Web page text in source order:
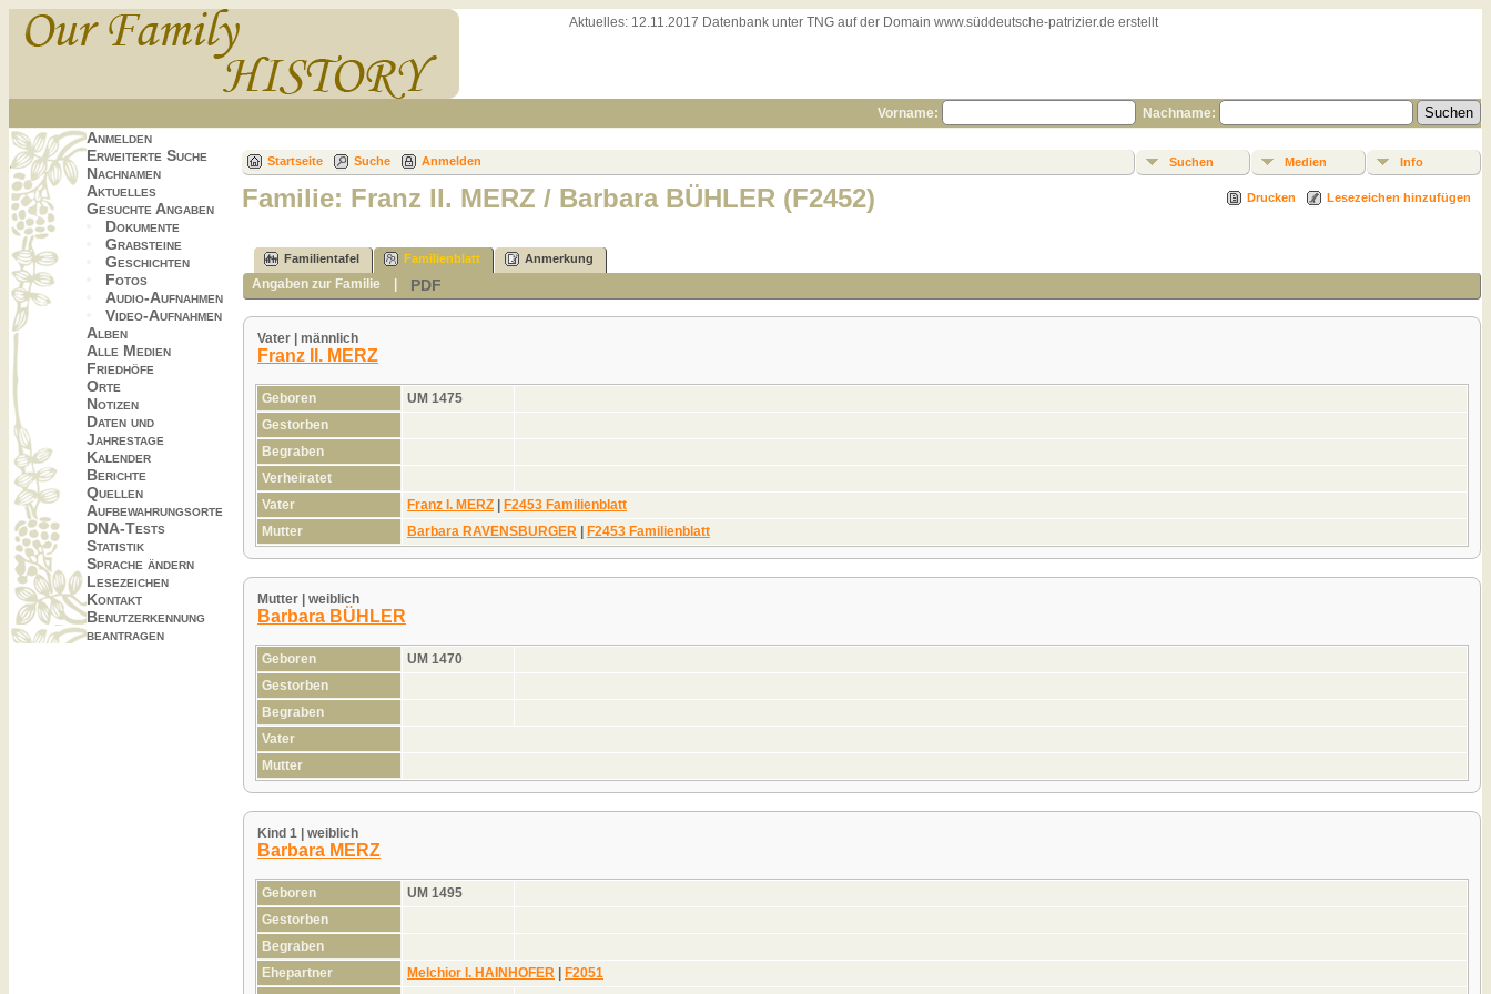
Aktuelles: 12.11.2017 Datenbank unter TNG auf der Domain www.süddeutsche-patrizier.de erstellt
Vorname: Nachname:
Anmelden
Erweiterte Suche
Nachnamen
Aktuelles
Gesuchte Angaben
Dokumente
Grabsteine
Geschichten
Fotos
Audio-Aufnahmen
Video-Aufnahmen
Alben
Alle Medien
Friedhöfe
Orte
Notizen
Daten und
Jahrestage
Kalender
Berichte
Quellen
Aufbewahrungsorte
DNA-Tests
Statistik
Sprache ändern
Lesezeichen
Kontakt
Benutzerkennung
beantragen
Startseite Suche Anmelden Suchen Medien Info
Drucken Lesezeichen hinzufügen
Familie: Franz II. MERZ / Barbara BÜHLER (F2452)
Familientafel Familienblatt Anmerkung
Angaben zur Familie PDF
Vater | männlich
Franz II. MERZ
Geboren
UM 1475
Gestorben
Begraben
Verheiratet
Vater
Franz I. MERZ | F2453 Familienblatt
Mutter
Barbara RAVENSBURGER | F2453 Familienblatt
Mutter | weiblich
Barbara BÜHLER
Geboren
UM 1470
Gestorben
Begraben
Vater
Mutter
Kind 1 | weiblich
Barbara MERZ
Geboren
UM 1495
Gestorben
Begraben
Ehepartner
Melchior I. HAINHOFER | F2051